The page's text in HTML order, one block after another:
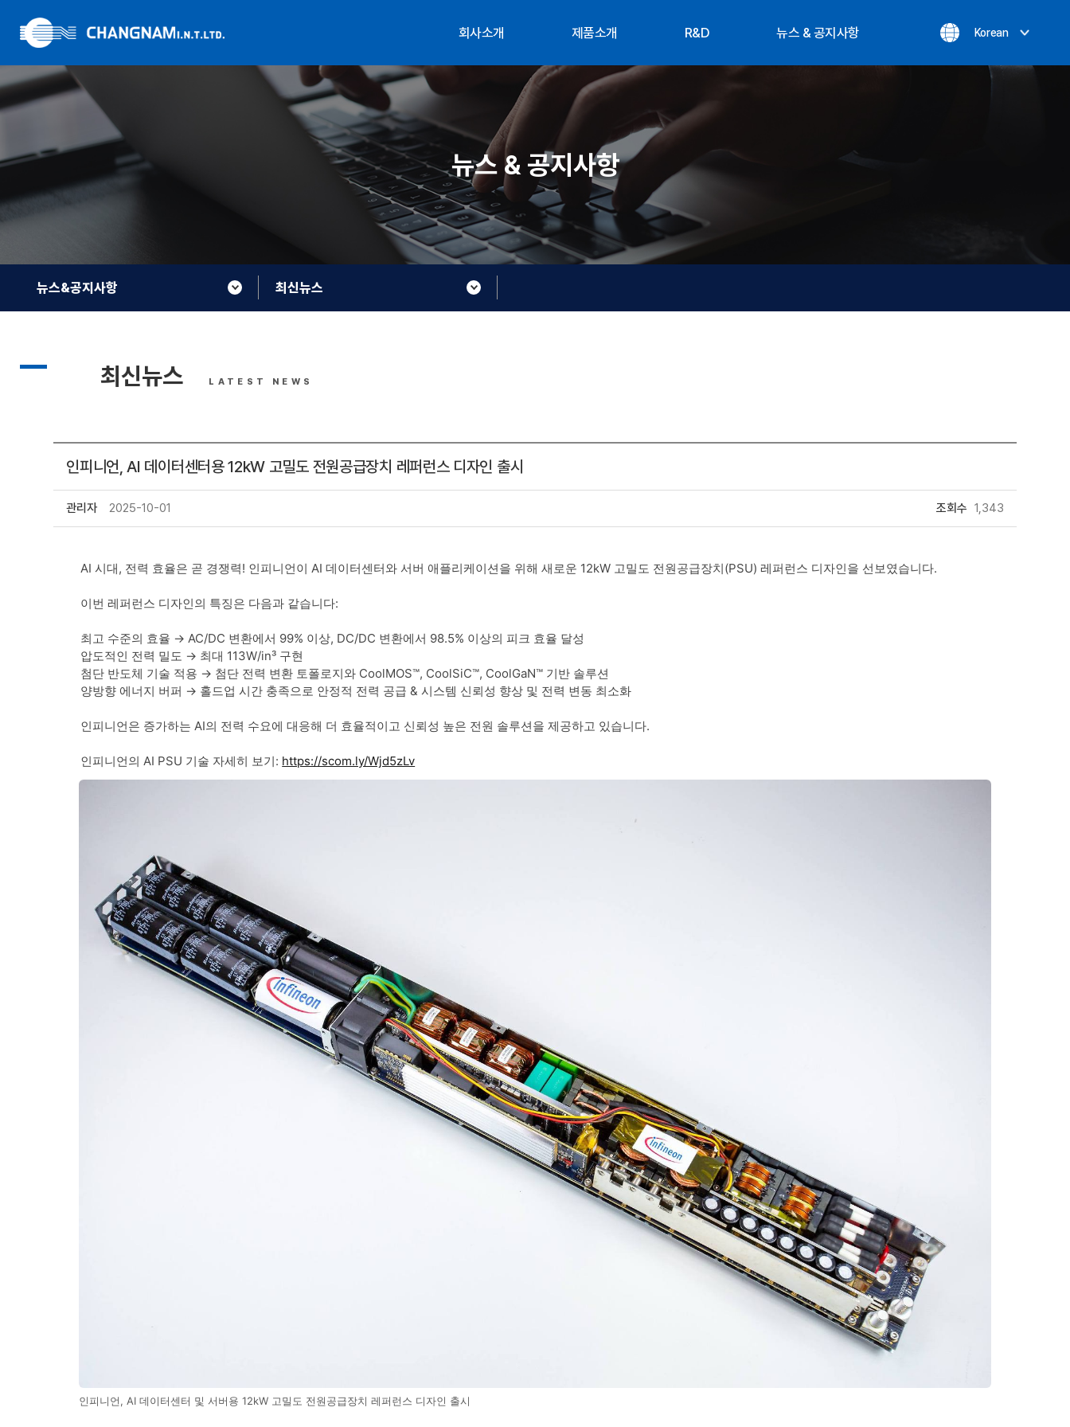
회사소개
부서소개
찾아오시는 길
About XTG
제품소개
공급사
R&D
연구실적
뉴스 & 공지사항
개인정보처리방침
Korean
뉴스 & 공지사항
뉴스&공지사항 최신뉴스
최신뉴스 LATEST NEWS
인피니언, AI 데이터센터용 12kW 고밀도 전원공급장치 레퍼런스 디자인 출시
관리자 2025-10-01 조회수 1,343
AI 시대, 전력 효율은 곧 경쟁력! 인피니언이 AI 데이터센터와 서버 애플리케이션을 위해 새로운 12kW 고밀도 전원공급장치(PSU) 레퍼런스 디자인을 선보였습니다.
이번 레퍼런스 디자인의 특징은 다음과 같습니다:
최고 수준의 효율 → AC/DC 변환에서 99% 이상, DC/DC 변환에서 98.5% 이상의 피크 효율 달성
압도적인 전력 밀도 → 최대 113W/in³ 구현
첨단 반도체 기술 적용 → 첨단 전력 변환 토폴로지와 CoolMOS™, CoolSiC™, CoolGaN™ 기반 솔루션
양방향 에너지 버퍼 → 홀드업 시간 충족으로 안정적 전력 공급 & 시스템 신뢰성 향상 및 전력 변동 최소화
인피니언은 증가하는 AI의 전력 수요에 대응해 더 효율적이고 신뢰성 높은 전원 솔루션을 제공하고 있습니다.
인피니언의 AI PSU 기술 자세히 보기: https://scom.ly/Wjd5zLv
인피니언, AI 데이터센터 및 서버용 12kW 고밀도 전원공급장치 레퍼런스 디자인 출시